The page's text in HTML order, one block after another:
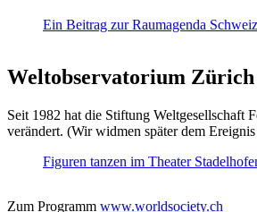
Ein Beitrag zur Raumagenda Schweiz
Weltobservatorium
Seit 1982 hat die Stiftung Weltgesellschaft
verändert. (Wir widmen später dem
Figuren tanzen im Theater
Zum Programm www.worldsociety.ch